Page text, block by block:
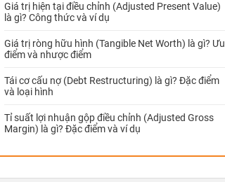
Giá trị hiện tại điều chỉnh (Adjusted Present Value)
là gì? Công thức và ví dụ
Giá trị ròng hữu hình (Tangible Net Worth) là gì? Ưu
điểm và nhược điểm
Tái cơ cấu nợ (Debt Restructuring) là gì? Đặc điểm
và loại hình
Tỉ suất lợi nhuận gộp điều chỉnh (Adjusted Gross
Margin) là gì? Đặc điểm và ví dụ